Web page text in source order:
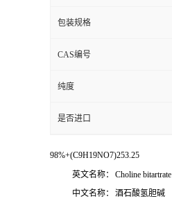
包装规格
CAS编号
纯度
是否进口
98%+(C9H19NO7)253.25
英文名称：
Choline bitartrate
中文名称：
酒石酸氢胆碱